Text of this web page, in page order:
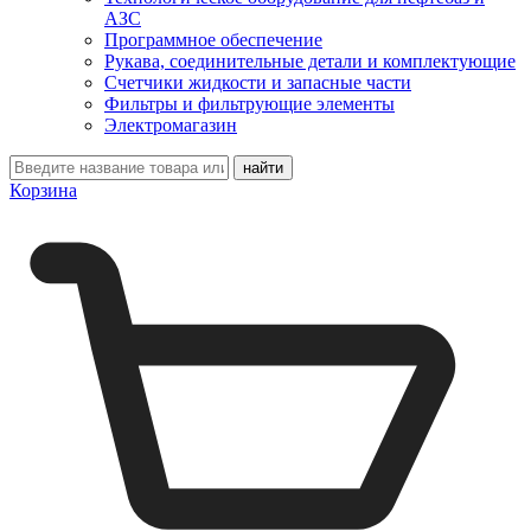
АЗС
Программное обеспечение
Рукава, соединительные детали и комплектующие
Счетчики жидкости и запасные части
Фильтры и фильтрующие элементы
Электромагазин
Корзина